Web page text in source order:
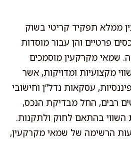
ממלא תפקיד קריטי בשוק
פרטיים והן עבור מוסדות
שמאי מקרקעין מוסמכים
מקצועיות ומדויקות, אשר
עסקאות נדל”ן וחישובי
רבים, החל מבדיקת הנכס,
השווי בהתאם לחוק ולתקנות.
הרשימה של שמאי מקרקעין,